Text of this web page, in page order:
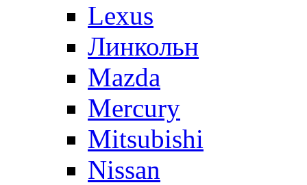
Lexus
Линкольн
Mazda
Mercury
Mitsubishi
Nissan